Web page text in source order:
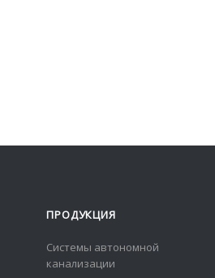
ПРОДУКЦИЯ
Системы автономной
канализации